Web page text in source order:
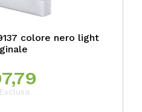
colore nero light